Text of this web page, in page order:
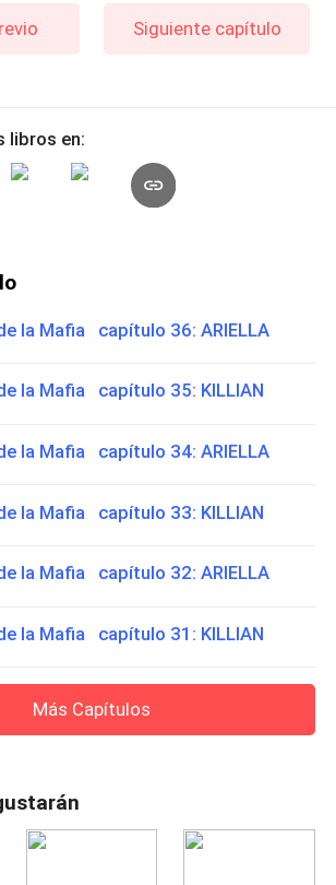
Siguiente capítulo
libros en:
la Mafia capítulo 36: ARIELLA
la Mafia capítulo 35: KILLIAN
la Mafia capítulo 34: ARIELLA
la Mafia capítulo 33: KILLIAN
la Mafia capítulo 32: ARIELLA
la Mafia capítulo 31: KILLIAN
Más Capítulos